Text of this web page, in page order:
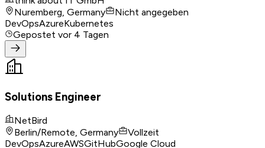
Nuremberg, Germany
Nicht angegeben
DevOpsAzureKubernetes
Gepostet vor 4 Tagen
Solutions Engineer
NetBird
Berlin/Remote, Germany
Vollzeit
DevOpsAzureAWSGitHubGoogle Cloud